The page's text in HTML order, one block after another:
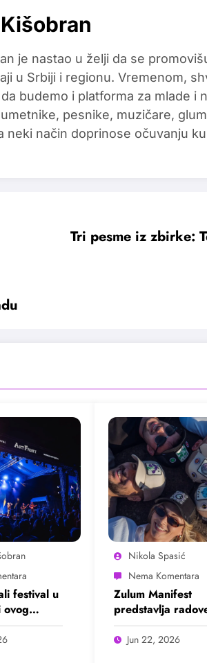
je nastao u želji da se
u Srbiji i regionu. Vremenom,
budemo i platforma za mlade i
pesnike, muzičare,
neki način doprinose očuvanju
Tri pesme iz zbirke:
festival u
ovog
Nikola Spasić
Zulum Manifest
predstavlja
deset finalista u
Madlenianumu
Jun 22, 2026